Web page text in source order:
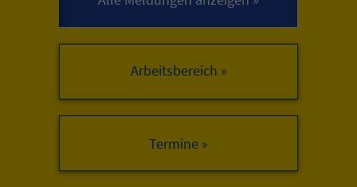
Arbeitsbereich »